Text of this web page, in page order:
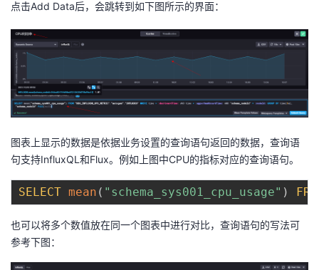
点击Add Data后，会跳转到如下图所示的界面：
图表上显示的数据是依据业务设置的查询语句返回的数据，查询语
句支持InfluxQL和Flux。例如上图中CPU的指标对应的查询语句。
SELECT mean ( "schema_sys001_cpu_usage" )
也可以将多个数值放在同一个图表中进行对比，查询语句的写法可
参考下图：